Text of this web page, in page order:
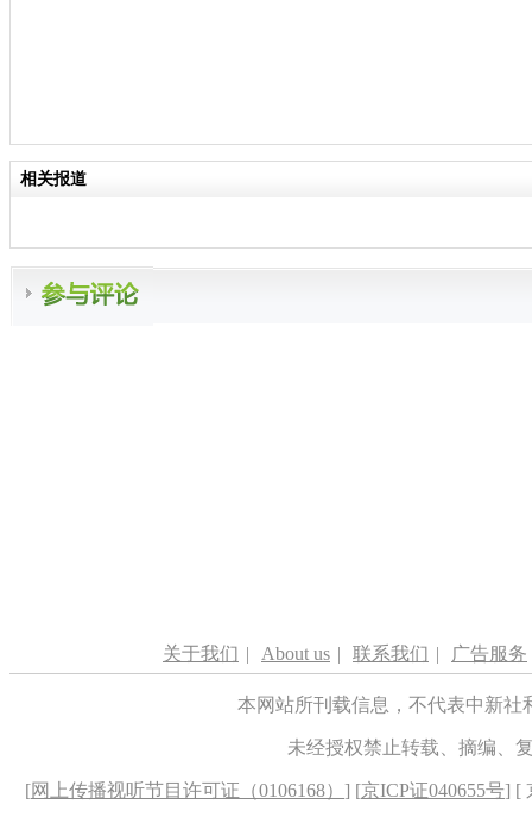
相关报道
关于我们 | About us | 联系我们 | 广告服务
本网站所刊载信息，不代表中新
未经授权禁止转载、摘编、
[网上传播视听节目许可证（0106168） ] [京ICP证040655号] [